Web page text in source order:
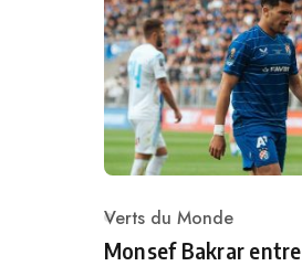
Category
Verts du Monde
Monsef Bakrar entre